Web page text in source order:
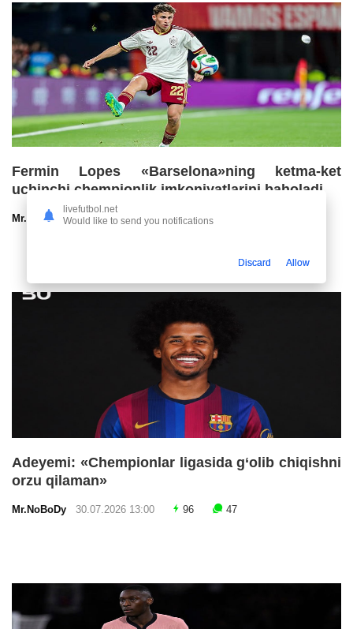
Fermin Lopes «Barselona»ning ketma-ket
uchinchi chempionlik imkoniyatlarini baholadi
Mr.NoBoDy30.07.2026 13:00 96
Adeyemi: «Chempionlar ligasida g‘olib chiqishni
orzu qilaman»
Mr.NoBoDy 30.07.2026 13:00 96 47
livefutbol.net
Would like to send you notifications
Discard Allow